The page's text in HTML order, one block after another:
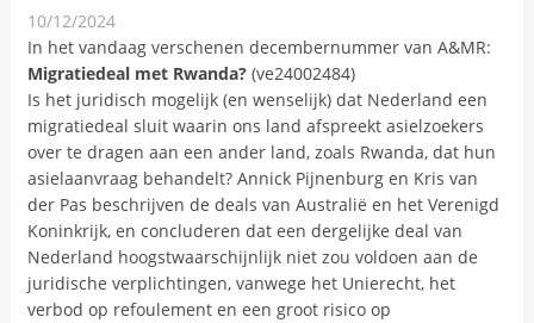
10/12/2024
Nieuwsbericht
In het vandaag verschenen decembernummer van A&MR:
Migratiedeal met Rwanda?(ve24002484)
Is het juridisch mogelijk (en wenselijk) dat Nederland een
migratiedeal sluit waarin ons land afspreekt asielzoekers
over te dragen aan een ander land, zoals Rwanda, dat hun
asielaanvraag behandelt? Annick Pijnenburg en Kris van
der Pas beschrijven de deals van Australië en het Verenigd
Koninkrijk, en concluderen dat een dergelijke deal van
Nederland hoogstwaarschijnlijk niet zou voldoen aan de
juridische verplichtingen, vanwege het Unierecht, het
verbod op refoulement en een groot risico op